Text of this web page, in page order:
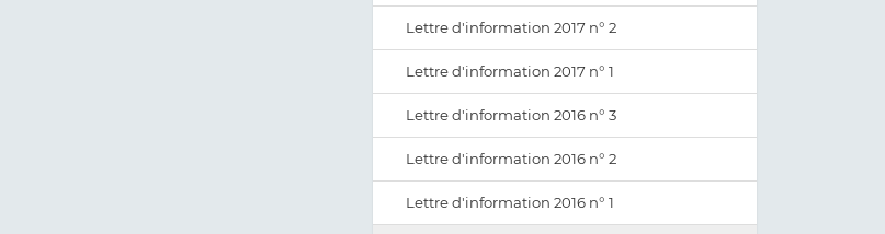
Lettre d'information 2017 n° 2
Lettre d'information 2017 n° 1
Lettre d'information 2016 n° 3
Lettre d'information 2016 n° 2
Lettre d'information 2016 n° 1